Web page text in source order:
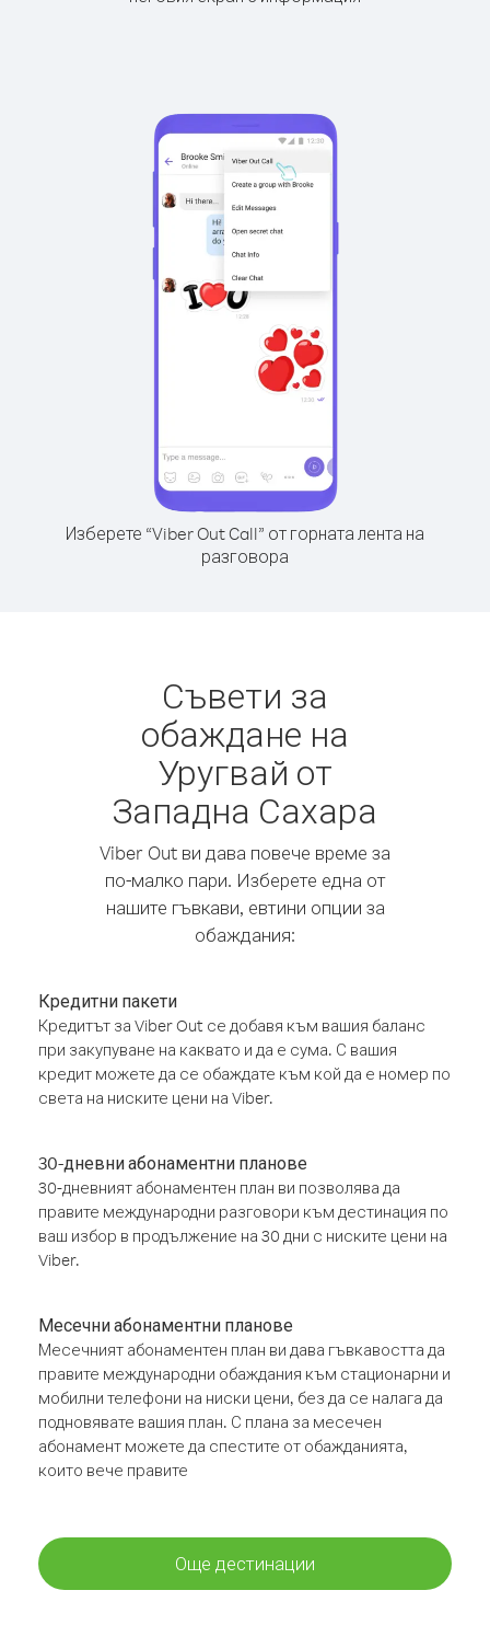
Изберете “Viber Out Call” от горната лента на
разговора
Съвети за
обаждане на
Уругвай от
Западна Сахара
Viber Out ви дава повече време за
по-малко пари. Изберете една от
нашите гъвкави, евтини опции за
обаждания:
Кредитни пакети
Кредитът за Viber Out се добавя към вашия баланс
при закупуване на каквато и да е сума. С вашия
кредит можете да се обаждате към кой да е номер по
света на ниските цени на Viber.
30-дневни абонаментни планове
30-дневният абонаментен план ви позволява да
правите международни разговори към дестинация по
ваш избор в продължение на 30 дни с ниските цени на
Viber.
Месечни абонаментни планове
Месечният абонаментен план ви дава гъвкавостта да
правите международни обаждания към стационарни и
мобилни телефони на ниски цени, без да се налага да
подновявате вашия план. С плана за месечен
абонамент можете да спестите от обажданията,
които вече правите
Още дестинации